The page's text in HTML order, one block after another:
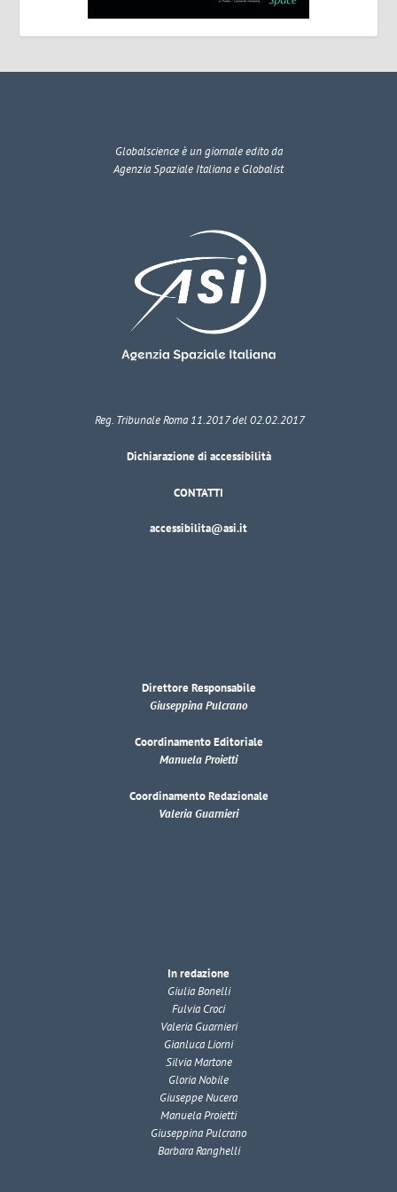
Globalscienceè un giornale edito da
Agenzia Spaziale Italiana e Globalist
Reg. Tribunale Roma 11.2017 del 02.02.2017
Dichiarazione di accessibilità
CONTATTI
accessibilita@asi.it
Direttore Responsabile
Giuseppina Pulcrano
Coordinamento Editoriale
Manuela Proietti
Coordinamento Redazionale
Valeria Guarnieri
In redazione
Giulia Bonelli
Fulvia Croci
Valeria Guarnieri
Gianluca Liorni
Silvia Martone
Gloria Nobile
Giuseppe Nucera
Manuela Proietti
Giuseppina Pulcrano
Barbara Ranghelli